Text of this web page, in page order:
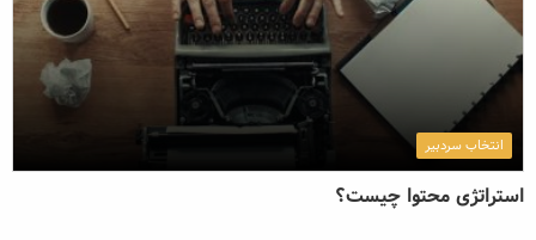
انتخاب سردبیر
استراتژی محتوا چیست؟